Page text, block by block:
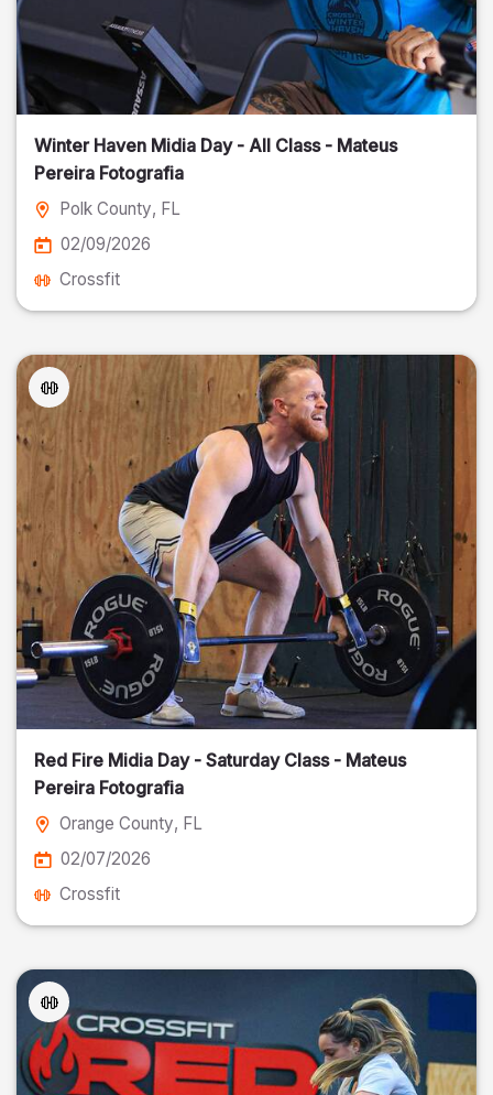
Winter Haven Midia Day - All Class - Mateus
Pereira Fotografia
Polk County, FL
02/09/2026
Crossfit
Red Fire Midia Day - Saturday Class - Mateus
Pereira Fotografia
Orange County, FL
02/07/2026
Crossfit